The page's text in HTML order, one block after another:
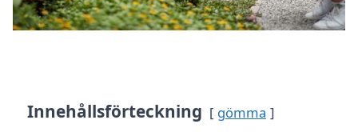
Innehållsförteckning gömma